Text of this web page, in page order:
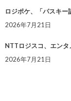
ロジポケ、「パスキー
2026年7月21日
NTTロジスコ、エン
2026年7月21日